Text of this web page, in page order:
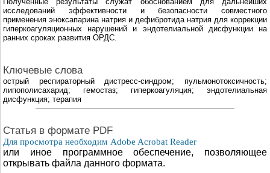
исследований эффективности и безопасности совместного
применения эноксапарина натрия и дефибротида натрия для коррекции
гиперкоагуляционных нарушений и эндотелиальной дисфункции на
ранних сроках развития ОРДС.
Ключевые слова
острый респираторный дистресс-синдром; пульмонотоксичность;
липополисахарид; гемостаз; гиперкоагуляция; эндотелиальная
дисфункция; терапия
Cтатья в формате PDF
Для просмотра необходим Adobe Acrobat Reader
или иное программное обеспечение, позволяющее
открывать файла данного формата.